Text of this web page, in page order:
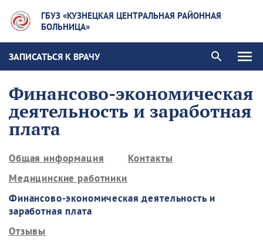
ГБУЗ «КУЗНЕЦКАЯ ЦЕНТРАЛЬНАЯ РАЙОННАЯ
БОЛЬНИЦА»
ЗАПИСАТЬСЯ К ВРАЧУ
Финансово-экономическая
деятельность и заработная
плата
Общая информация
Контакты
Медицинские работники
Финансово-экономическая деятельность и
заработная плата
Отзывы